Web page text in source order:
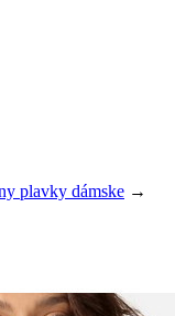
plavky dámske →